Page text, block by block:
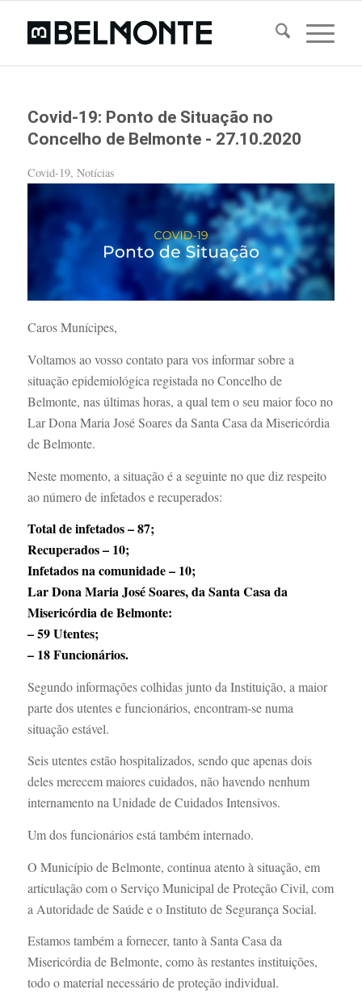
Covid-19: Ponto de Situação no
Concelho de Belmonte - 27.10.2020
Covid-19, Notícias
Caros Munícipes,
Voltamos ao vosso contato para vos informar sobre a
situação epidemiológica registada no Concelho de
Belmonte, nas últimas horas, a qual tem o seu maior foco no
Lar Dona Maria José Soares da Santa Casa da Misericórdia
de Belmonte.
Neste momento, a situação é a seguinte no que diz respeito
ao número de infetados e recuperados:
Total de infetados – 87;
Recuperados – 10;
Infetados na comunidade – 10;
Lar Dona Maria José Soares, da Santa Casa da
Misericórdia de Belmonte:
–59 Utentes;
– 18 Funcionários.
Segundo informações colhidas junto da Instituição, a maior
parte dos utentes e funcionários, encontram-se numa
situação estável.
Seis utentes estão hospitalizados, sendo que apenas dois
deles merecem maiores cuidados, não havendo nenhum
internamento na Unidade de Cuidados Intensivos.
Um dos funcionários está também internado.
O Município de Belmonte, continua atento à situação, em
articulação com o Serviço Municipal de Proteção Civil, com
a Autoridade de Saúde e o Instituto de Segurança Social.
Estamos também a fornecer, tanto à Santa Casa da
Misericórdia de Belmonte, como às restantes instituições,
todo o material necessário de proteção individual.